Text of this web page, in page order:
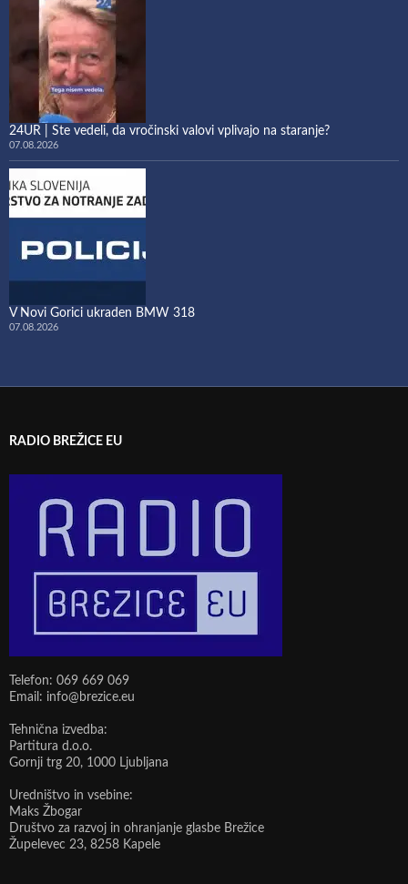
24UR | Ste vedeli, da vročinski valovi vplivajo na staranje?
07.08.2026
V Novi Gorici ukraden BMW 318
07.08.2026
RADIO BREŽICE EU
Telefon: 069 669 069
Email: info@brezice.eu
Tehnična izvedba:
Partitura d.o.o.
Gornji trg 20, 1000 Ljubljana
Uredništvo in vsebine:
Maks Žbogar
Društvo za razvoj in ohranjanje glasbe Brežice
Župelevec 23, 8258 Kapele